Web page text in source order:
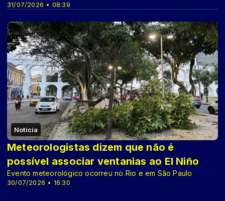
31/07/2026 • 08:39
Notícia
30/07/2026 • 16:30
Meteorologistas dizem que não é
possível associar ventanias ao El Niño
Evento meteorológico ocorreu no Rio e em São Paulo